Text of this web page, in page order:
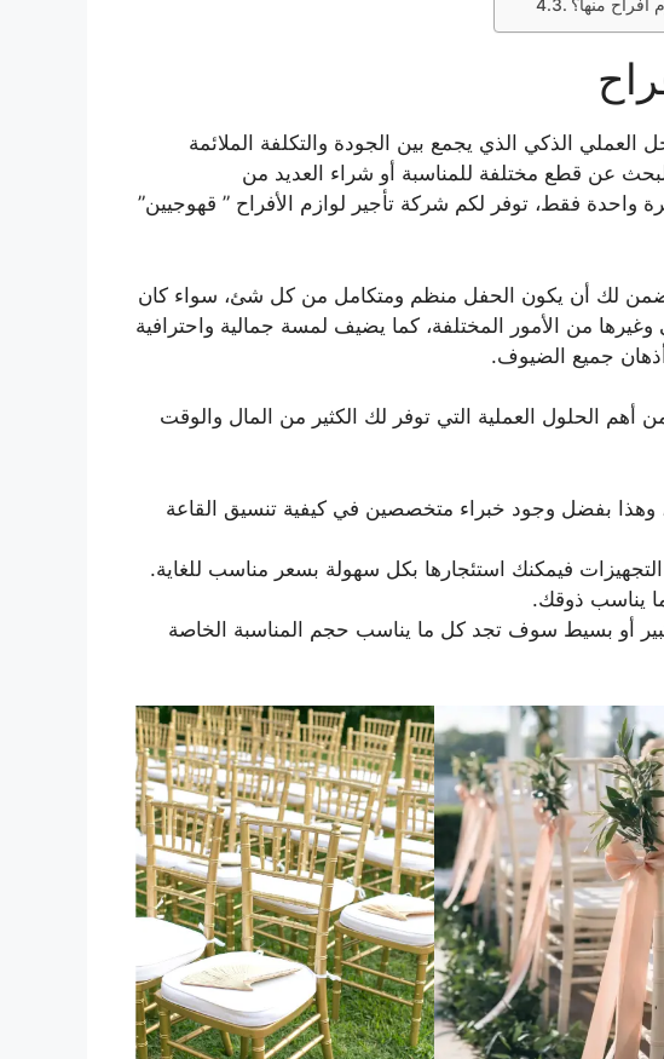
منها؟
العملي الذكي الذي يجمع بين الجودة والتكلفة الملائمة
عن قطع مختلفة للمناسبة أو شراء العديد من
واحدة فقط، توفر لكم شركة تأجير لوازم الأفراح ” قهوجيين”
لك أن يكون الحفل منظم ومتكامل من كل شئ، سواء كان
من الأمور المختلفة، كما يضيف لمسة جمالية واحترافية
جميع الضيوف.
أهم الحلول العملية التي توفر لك الكثير من المال والوقت
وهذا بفضل وجود خبراء متخصصين في كيفية تنسيق القاعة
التجهيزات فيمكنك استئجارها بكل سهولة بسعر مناسب للغاية.
يناسب ذوقك.
أو بسيط سوف تجد كل ما يناسب حجم المناسبة الخاصة